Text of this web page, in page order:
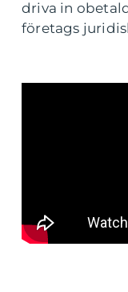
driva in
företags